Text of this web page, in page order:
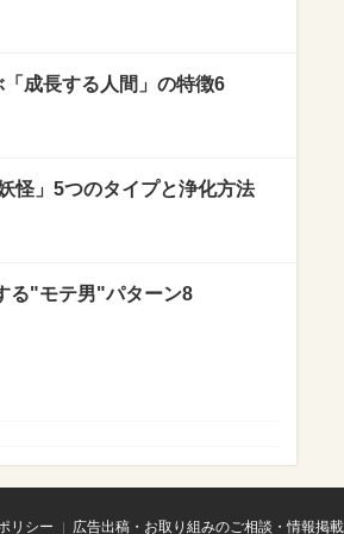
成長する人間」の特徴6
怪」5つのタイプと浄化方法
る"モテ男"パターン8
リシー 広告出稿・お取り組みのご相談・情報掲